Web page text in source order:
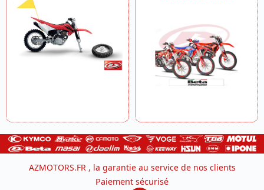
AZMOTORS.FR , la garantie au service de nos clients
Paiement sécurisé